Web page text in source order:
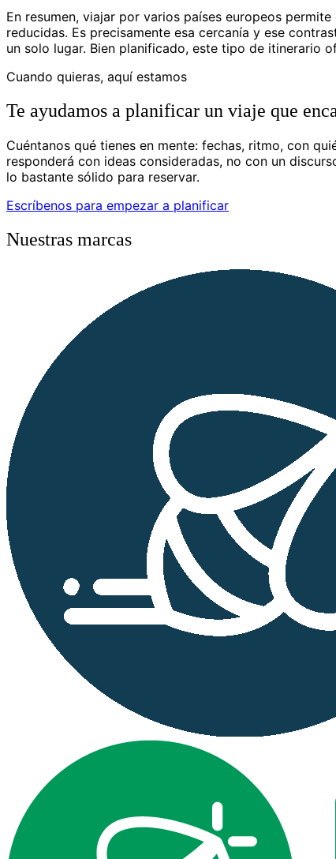
En resumen, viajar por varios países europeos
reducidas. Es precisamente esa cercanía y ese
un solo lugar. Bien planificado, este tipo de itinerario
Cuando quieras, aquí estamos
Te ayudamos a planificar un viaje que
Cuéntanos qué tienes en mente: fechas, ritmo, con
responderá con ideas consideradas, no con un
lo bastante sólido para reservar.
Escríbenos para empezar a planificar
Nuestras marcas